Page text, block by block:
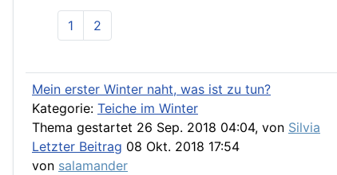
1 2
Mein erster Winter naht, was ist zu tun?
Kategorie: Teiche im Winter
Thema gestartet 26 Sep. 2018 04:04, von Silvia
Letzter Beitrag 08 Okt. 2018 17:54
von salamander